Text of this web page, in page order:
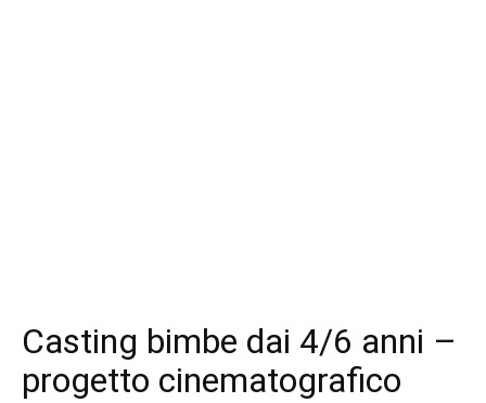
Casting bimbe dai 4/6 anni –
progetto cinematografico